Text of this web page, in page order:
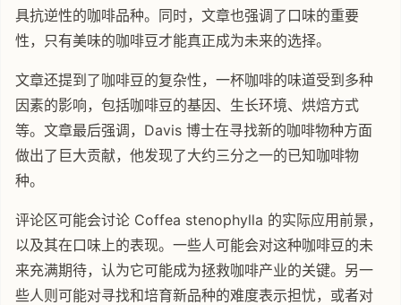
具抗逆性的咖啡品种。同时，文章也强调了口味的重要
性，只有美味的咖啡豆才能真正成为未来的选择。
文章还提到了咖啡豆的复杂性，一杯咖啡的味道受到多种
因素的影响，包括咖啡豆的基因、生长环境、烘焙方式
等。文章最后强调，Davis 博士在寻找新的咖啡物种方面
做出了巨大贡献，他发现了大约三分之一的已知咖啡物
种。
评论区可能会讨论 Coffea stenophylla 的实际应用前景，
以及其在口味上的表现。一些人可能会对这种咖啡豆的未
来充满期待，认为它可能成为拯救咖啡产业的关键。另一
些人则可能对寻找和培育新品种的难度表示担忧，或者对